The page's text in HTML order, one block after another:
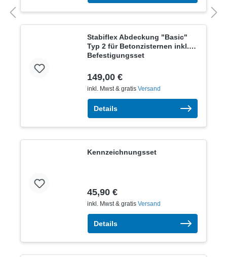
Stabiflex Abdeckung "Basic"
Typ 2 für Betonzisternen inkl.
Befestigungsset
149,00 €
inkl. Mwst & gratis Versand
Details
Kennzeichnungsset
45,90 €
inkl. Mwst & gratis Versand
Details